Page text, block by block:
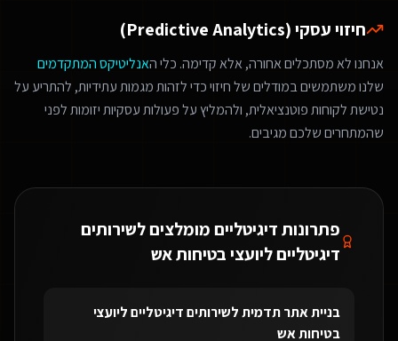
חיזוי עסקי (Predictive Analytics)
אנחנו לא מסתכלים אחורה, אלא קדימה. כלי האנליטיקס המתקדמים
שלנו משתמשים במודלים של חיזוי כדי לזהות מגמות עתידיות, להתריע על
נטישת לקוחות פוטנציאלית, ולהמליץ על פעולות עסקיות יזומות לפני
שהמתחרים שלכם מגיבים.
פתרונות דיגיטליים מומלצים לשירותים
דיגיטליים ליועצי בטיחות אש
בניית אתר תדמיתלשירותים דיגיטליים ליועצי
בטיחות אש